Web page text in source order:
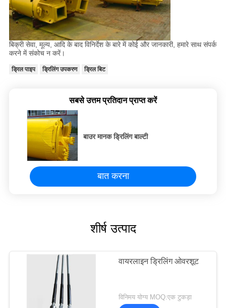
बिक्री सेवा, मूल्य, आदि के बाद विनिर्देश के बारे में कोई और जानकारी, हमारे साथ संपर्क
करने में संकोच न करें।
ड्रिल पाइप ड्रिलिंग उपकरण ड्रिल बिट
सबसे उत्तम प्रतिदान प्राप्त करें
बाउर मानक ड्रिलिंग बाल्टी
बात करना
शीर्ष उत्पाद
वायरलाइन ड्रिलिंग ओवरशूट
विनिमय योग्य MOQ:एक टुकड़ा